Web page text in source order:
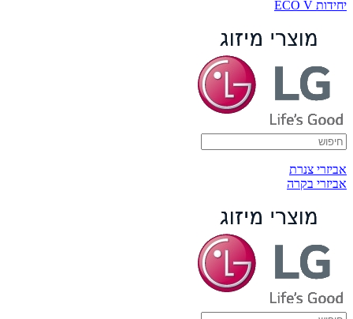
יחידות ECO V
אביזרי צנרת
אביזרי בקרה